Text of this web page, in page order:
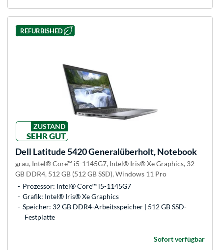
REFURBISHED
ZUSTAND
SEHR GUT
Dell Latitude 5420 Generalüberholt, Notebook
grau, Intel® Core™ i5-1145G7, Intel® Iris® Xe Graphics, 32
GB DDR4, 512 GB (512 GB SSD), Windows 11 Pro
Prozessor: Intel® Core™ i5-1145G7
Grafik: Intel® Iris® Xe Graphics
Speicher: 32 GB DDR4-Arbeitsspeicher | 512 GB SSD-
Festplatte
Sofort verfügbar